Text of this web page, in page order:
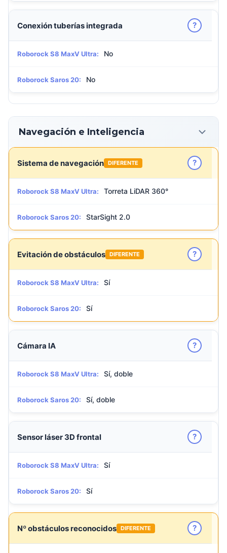
Conexión tuberías integrada ?
Roborock S8 MaxV Ultra: No
Roborock Saros 20: No
Navegación e Inteligencia
Sistema de navegación DIFERENTE ?
Roborock S8 MaxV Ultra: Torreta LiDAR 360°
Roborock Saros 20: StarSight 2.0
Evitación de obstáculos DIFERENTE ?
Roborock S8 MaxV Ultra: Sí
Roborock Saros 20: Sí
Cámara IA ?
Roborock S8 MaxV Ultra: Sí, doble
Roborock Saros 20: Sí, doble
Sensor láser 3D frontal ?
Roborock S8 MaxV Ultra: Sí
Roborock Saros 20: Sí
Nº obstáculos reconocidos DIFERENTE ?